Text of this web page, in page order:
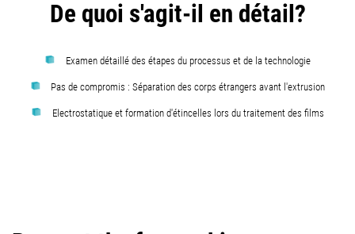
De quoi s'agit-il en détail?
Examen détaillé des étapes du processus et de la technologie
Pas de compromis : Séparation des corps étrangers avant l'extrusion
Electrostatique et formation d'étincelles lors du traitement des films